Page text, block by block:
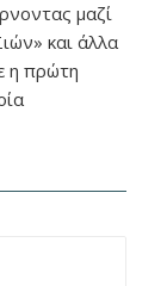
μαζί
και άλλα
η πρώτη